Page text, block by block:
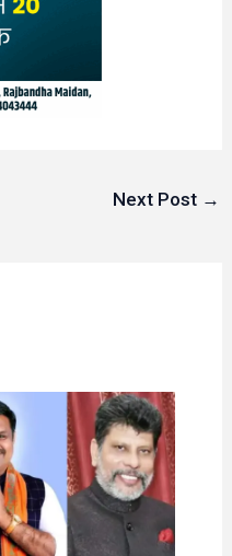
Next Post →